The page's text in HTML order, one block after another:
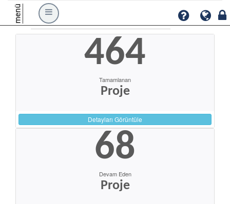
menü
464
Tamamlanan
Proje
Detayları Görüntüle
68
Devam Eden
Proje